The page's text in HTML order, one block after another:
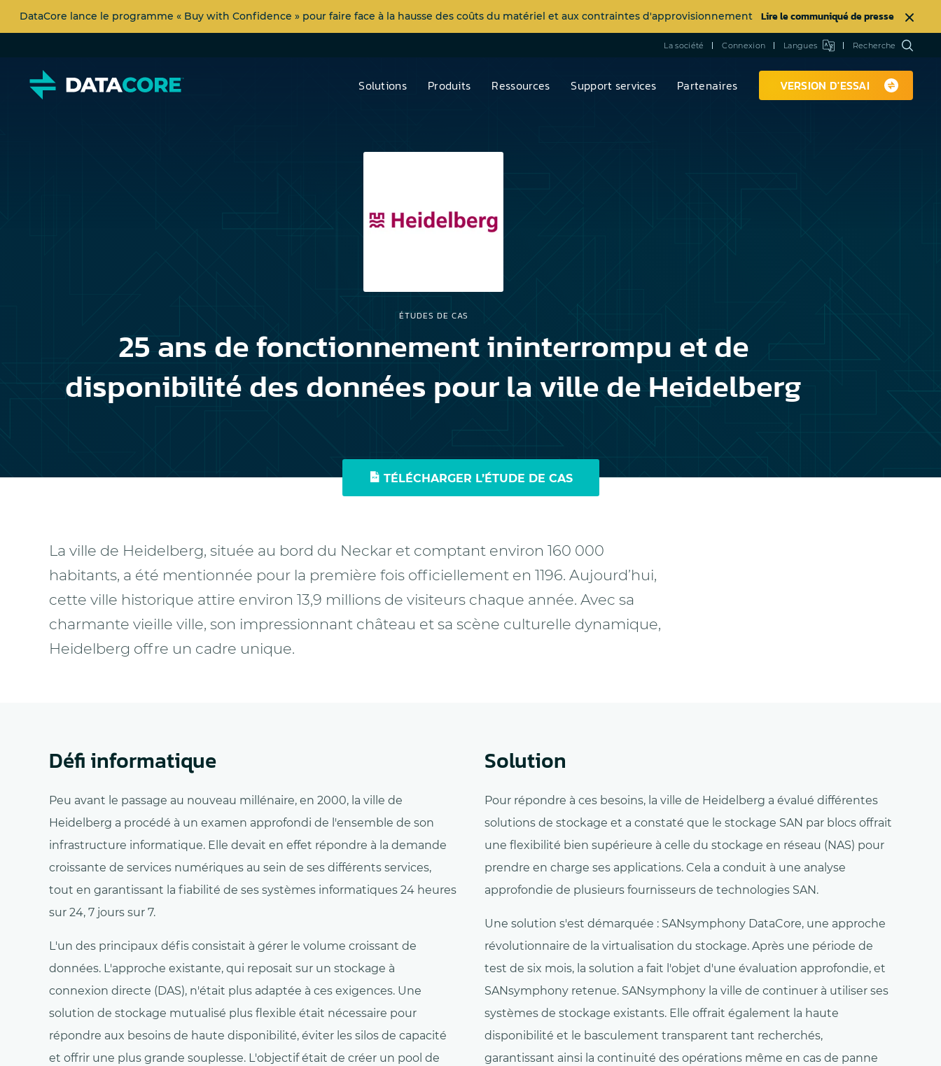
DataCore lance le programme « Buy with Confidence » pour faire face à la hausse des coûts du matériel et aux contraintes d'approvisionnement Lire le communiqué de presse
La société Connexion Langues Recherche
Solutions Produits Ressources Support services Partenaires VERSION D'ESSAI
ÉTUDES DE CAS
25 ans de fonctionnement ininterrompu et de
disponibilité des données pour la ville de Heidelberg
TÉLÉCHARGER L’ÉTUDE DE CAS
La ville de Heidelberg, située au bord du Neckar et comptant environ 160 000
habitants, a été mentionnée pour la première fois officiellement en 1196. Aujourd’hui,
cette ville historique attire environ 13,9 millions de visiteurs chaque année. Avec sa
charmante vieille ville, son impressionnant château et sa scène culturelle dynamique,
Heidelberg offre un cadre unique.
Défi informatique
Peu avant le passage au nouveau millénaire, en 2000, la ville de
Heidelberg a procédé à un examen approfondi de l'ensemble de son
infrastructure informatique. Elle devait en effet répondre à la demande
croissante de services numériques au sein de ses différents services,
tout en garantissant la fiabilité de ses systèmes informatiques 24 heures
sur 24, 7 jours sur 7.
L'un des principaux défis consistait à gérer le volume croissant de
données. L'approche existante, qui reposait sur un stockage à
connexion directe (DAS), n'était plus adaptée à ces exigences. Une
solution de stockage mutualisé plus flexible était nécessaire pour
répondre aux besoins de haute disponibilité, éviter les silos de capacité
et offrir une plus grande souplesse. L'objectif était de créer un pool de
Solution
Pour répondre à ces besoins, la ville de Heidelberg a évalué différentes
solutions de stockage et a constaté que le stockage SAN par blocs offrait
une flexibilité bien supérieure à celle du stockage en réseau (NAS) pour
prendre en charge ses applications. Cela a conduit à une analyse
approfondie de plusieurs fournisseurs de technologies SAN.
Une solution s'est démarquée : SANsymphony DataCore, une approche
révolutionnaire de la virtualisation du stockage. Après une période de
test de six mois, la solution a fait l'objet d'une évaluation approfondie, et
SANsymphony retenue. SANsymphony la ville de continuer à utiliser ses
systèmes de stockage existants. Elle offrait également la haute
disponibilité et le basculement transparent tant recherchés,
garantissant ainsi la continuité des opérations même en cas de panne